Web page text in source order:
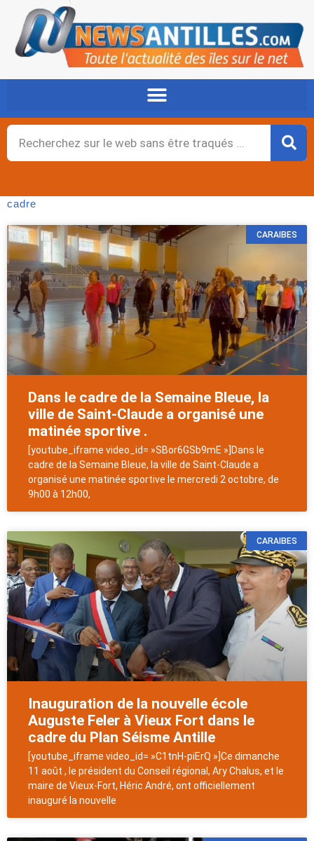
contenu
Rechercher
cadre
CARAIBES
Dans le cadre de la Semaine Bleue, la
ville de Saint-Claude a organisé une
matinée sportive .
[youtube_iframe video_id= »SBor6GSb9mE »]Dans le
cadre de la Semaine Bleue, la ville de Saint-Claude a
organisé une matinée sportive le mercredi 2 octobre, de
9h00 à 12h00,
CARAIBES
Inauguration de la nouvelle école
Auguste Feler à Vieux Fort dans le
cadre du Plan Séisme Antille
[youtube_iframe video_id= »C1tnH-piErQ »]Ce dimanche
11 août , le président du Conseil régional, Ary Chalus, et le
maire de Vieux-Fort, Héric André, ont officiellement
inauguré la nouvelle